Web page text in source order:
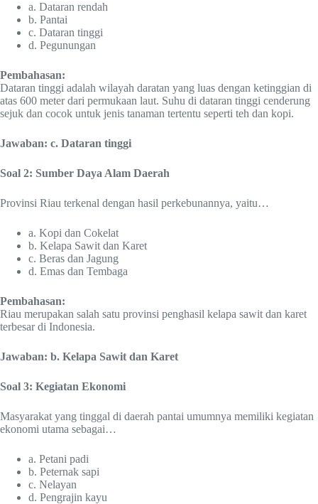
a. Dataran rendah
b. Pantai
c. Dataran tinggi
d. Pegunungan
Pembahasan:
Dataran tinggi adalah wilayah daratan yang luas dengan ketinggian di
atas 600 meter dari permukaan laut. Suhu di dataran tinggi cenderung
sejuk dan cocok untuk jenis tanaman tertentu seperti teh dan kopi.
Jawaban: c. Dataran tinggi
Soal 2: Sumber Daya Alam Daerah
Provinsi Riau terkenal dengan hasil perkebunannya, yaitu…
a. Kopi dan Cokelat
b. Kelapa Sawit dan Karet
c. Beras dan Jagung
d. Emas dan Tembaga
Pembahasan:
Riau merupakan salah satu provinsi penghasil kelapa sawit dan karet
terbesar di Indonesia.
Jawaban: b. Kelapa Sawit dan Karet
Soal 3: Kegiatan Ekonomi
Masyarakat yang tinggal di daerah pantai umumnya memiliki kegiatan
ekonomi utama sebagai…
a. Petani padi
b. Peternak sapi
c. Nelayan
d. Pengrajin kayu